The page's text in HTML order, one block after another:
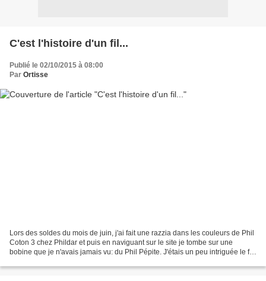
C'est l'histoire d'un fil...
Publié le 02/10/2015 à 08:00
Par Ortisse
Lors des soldes du mois de juin, j'ai fait une razzia dans les couleurs de Phil
Coton 3 chez Phildar et puis en naviguant sur le site je tombe sur une
bobine que je n'avais jamais vu: du Phil Pépite. J'étais un peu intriguée le fil